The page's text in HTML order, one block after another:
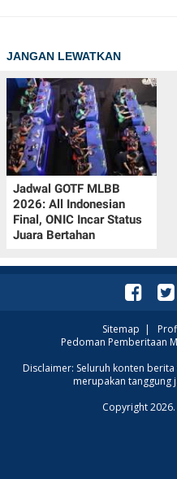
JANGAN LEWATKAN
Jadwal GOTF MLBB
2026: All Indonesian
Final, ONIC Incar Status
Juara Bertahan
Sitemap |
Pedoman Pemberitaan
Disclaimer: Seluruh konten
merupakan tanggung
Copyright